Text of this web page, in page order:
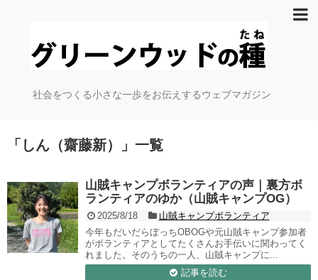
社会をつくる小さな一歩をお伝えするウェブマガジン
「 しん（齋藤新） 」 一覧
山賊キャンプボランティアの声｜裏方ボ
ランティアのゆか（山賊キャンプOG）
2025/8/18
山賊キャンプボランティア
今年もだいだらぼっちOBOGや元山賊キャンプ参加者
がボランティアとしてたくさんお手伝いに関わってく
れました。そのうちの一人、山賊キャンプに...
記事を読む